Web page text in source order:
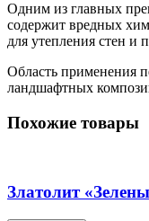
Одним из главных
содержит вредных
для утепления стен и
Область применения
ландшафтных
Похожие товары
Златолит